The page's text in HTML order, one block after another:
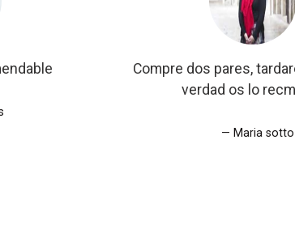
Compre dos pares,
verdad os lo
Maria sotto